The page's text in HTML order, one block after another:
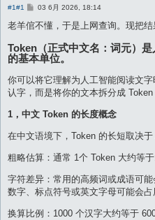
#1#1
帖
03 6月 2026, 18:14
老羊倌不懂，于是上网查询。现把结
Token（正式中文名：词元）
的基本单位。
你可以将它理解为人工智能阅读文字
认字，而是将你的文本拆分成 Token
1，中文 Token 的长度概念
在中文语境下，Token 的长短取决
粗略估算：通常 1个 Token 大约等
字符差异：常用的高频词或成语可能
数字、标点符号或英文字母可能会占
换算比例：1000 个汉字大约等于